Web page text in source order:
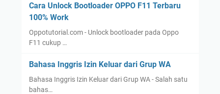
Cara Unlock Bootloader OPPO F11 Terbaru
100% Work
Oppotutorial.com - Unlock bootloader pada Oppo
F11 cukup …
Bahasa Inggris Izin Keluar dari Grup WA
Bahasa Inggris Izin Keluar dari Grup WA - Salah satu
bahas…